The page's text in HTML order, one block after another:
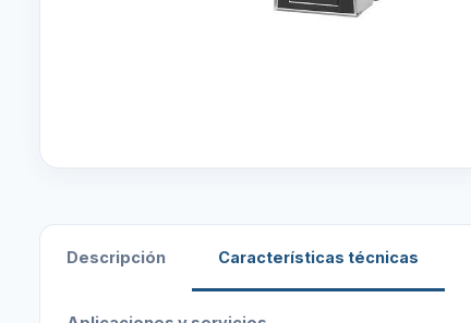
Descripción Características técnicas